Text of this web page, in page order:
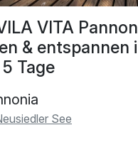
VITA
& entspannen
Tage
See